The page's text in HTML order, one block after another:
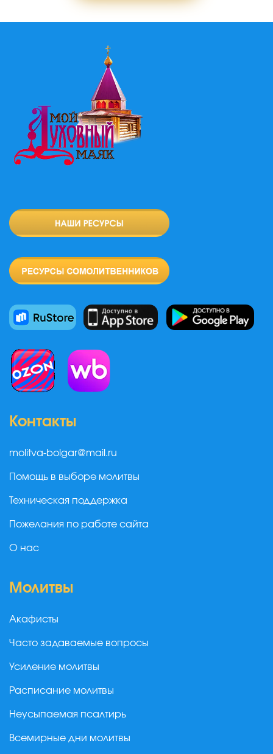
Контакты
molitva-bolgar@mail.ru
Помощь в выборе молитвы
Техническая поддержка
Пожелания по работе сайта
О нас
Молитвы
Акафисты
Часто задаваемые вопросы
Усиление молитвы
Расписание молитвы
Неусыпаемая псалтирь
Всемирные дни молитвы